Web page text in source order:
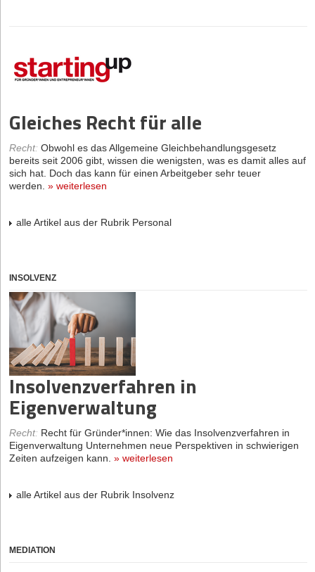
Gleiches Recht für alle
Recht: Obwohl es das Allgemeine Gleichbehandlungsgesetz
bereits seit 2006 gibt, wissen die wenigsten, was es damit alles auf
sich hat. Doch das kann für einen Arbeitgeber sehr teuer
werden. » weiterlesen
alle Artikel aus der Rubrik Personal
INSOLVENZ
Insolvenzverfahren in
Eigenverwaltung
Recht: Recht für Gründer*innen: Wie das Insolvenzverfahren in
Eigenverwaltung Unternehmen neue Perspektiven in schwierigen
Zeiten aufzeigen kann. » weiterlesen
alle Artikel aus der Rubrik Insolvenz
MEDIATION